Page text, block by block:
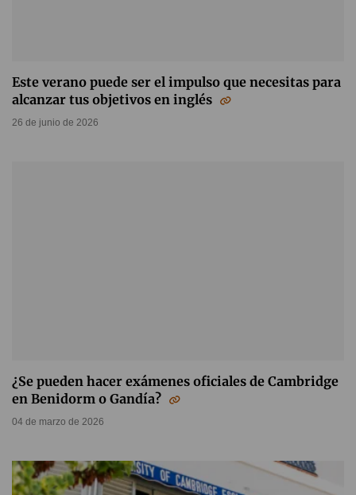
Este verano puede ser el impulso que necesitas para
alcanzar tus objetivos en inglés
26 de junio de 2026
¿Se pueden hacer exámenes oficiales de Cambridge
en Benidorm o Gandía?
04 de marzo de 2026